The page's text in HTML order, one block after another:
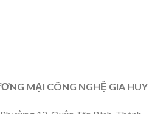
MẠI CÔNG NGHỆ GIA HUY